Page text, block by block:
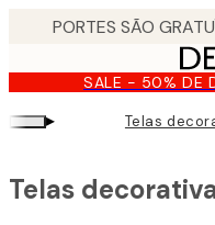
content. SALE - 50% DE
▸ Telas
Telas